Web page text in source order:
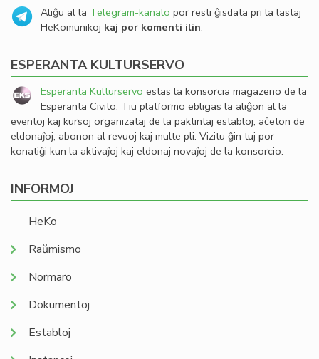
Aliĝu al la Telegram-kanalo por resti ĝisdata pri la lastaj
HeKomunikoj kaj por komenti ilin.
ESPERANTA KULTURSERVO
Esperanta Kulturservo estas la konsorcia magazeno de la
Esperanta Civito. Tiu platformo ebligas la aliĝon al la
eventoj kaj kursoj organizataj de la paktintaj establoj, aĉeton de
eldonaĵoj, abonon al revuoj kaj multe pli. Vizitu ĝin tuj por
konatiĝi kun la aktivaĵoj kaj eldonaj novaĵoj de la konsorcio.
INFORMOJ
HeKo
Raŭmismo
Normaro
Dokumentoj
Establoj